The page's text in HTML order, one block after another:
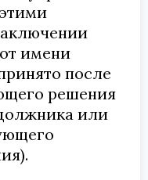
имени
после
решения
или